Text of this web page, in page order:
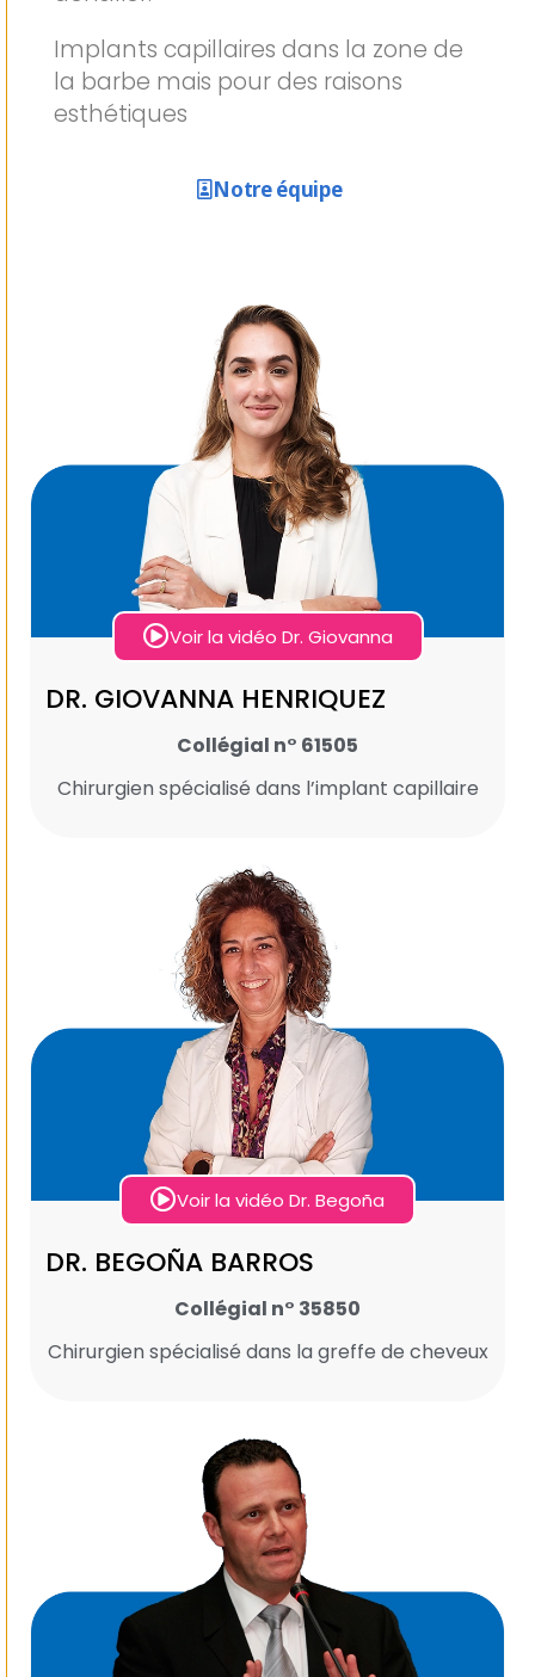
Implants capillaires dans la zone de
la barbe mais pour des raisons
esthétiques
Notre équipe
Voir la vidéo Dr. Giovanna
DR. GIOVANNA HENRIQUEZ
Collégial n° 61505
Chirurgien spécialisé dans l’implant capillaire
Voir la vidéo Dr. Begoña
DR. BEGOÑA BARROS
Collégial n° 35850
Chirurgien spécialisé dans la greffe de cheveux